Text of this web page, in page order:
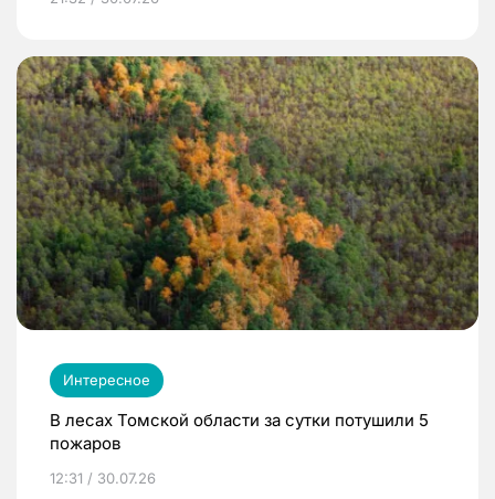
Интересное
В лесах Томской области за сутки потушили 5
пожаров
12:31 / 30.07.26